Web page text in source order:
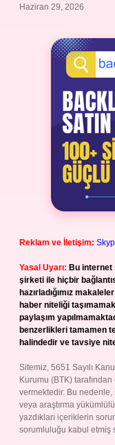
Haziran 29, 2026
Reklam ve İletişim:
Yasal Uyarı: Bu internet
şirketi ile hiçbir
hazırladığımız
haber niteliği
paylaşım
benzerlikleri tamamen
halindedir ve tavsiye
Sitemiz, 5651 Sayılı
Kurumu (BTK)
vermektedir. Bu
veya araştırma
yazdıkları içeriklerin
sorumluluğu kabul etmiş